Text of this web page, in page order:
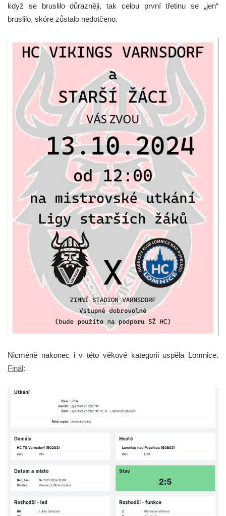
když se bruslilo důrazněji, tak celou první třetinu se „jen“
bruslilo, skóre zůstalo nedotčeno.
Nicméně nakonec i v této věkové kategorii uspěla Lomnice.
Finál: